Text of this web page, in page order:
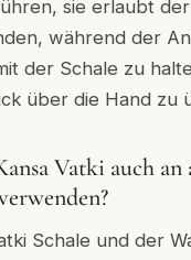
sie erlaubt
während der
der Schale zu
über die Hand zu
Vatki auch an
Schale und der